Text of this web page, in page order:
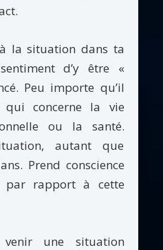
la situation dans ta
d’y être «
Peu importe qu’il
qui concerne la vie
ou la santé.
autant que
Prend conscience
par rapport à cette
une situation